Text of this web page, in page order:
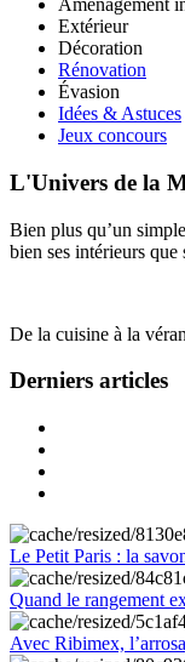
Aménagement
Extérieur
Décoration
Rénovation
Évasion
Idées & Astuces
Jeux concours
L'Univers de la
Bien plus qu’un
bien ses intérieurs que
De la cuisine à la
Derniers articles
Le Petit Paris : la
Quand le rangement
Avec Ribimex,